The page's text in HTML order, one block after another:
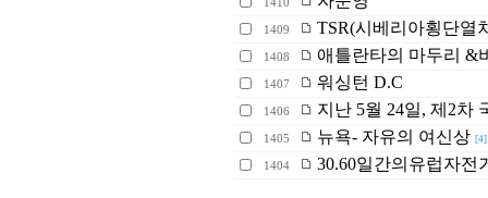
1409 TSR(시베리아횡단열
1408 애틀란타의 마두리 &
1407 워싱턴 D.C
1406 지난 5월 24일, 제2차
1405 뉴욕- 자유의 여신상 [4]
1404 30.60일간의유럽자전